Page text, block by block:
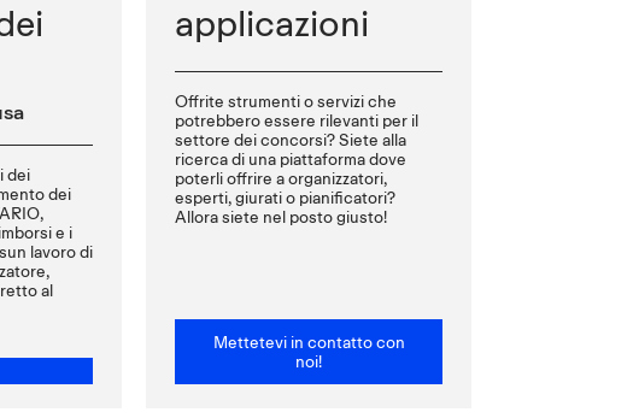
dei
dei
e i
lavoro di
al
applicazioni
Offrite strumenti o servizi che
potrebbero essere rilevanti per il
settore dei concorsi? Siete alla
ricerca di una piattaforma dove
poterli offrire a organizzatori,
esperti, giurati o pianificatori?
Allora siete nel posto giusto!
Mettetevi in contatto con
noi!